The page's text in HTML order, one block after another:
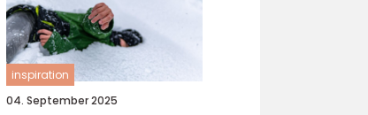
inspiration
04. September 2025